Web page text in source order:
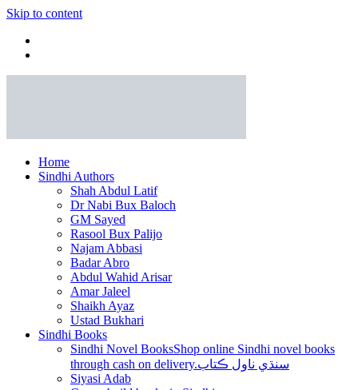
Skip to content
Home
Sindhi Authors
Shah Abdul Latif
Dr Nabi Bux Baloch
GM Sayed
Rasool Bux Palijo
Najam Abbasi
Badar Abro
Abdul Wahid Arisar
Amar Jaleel
Shaikh Ayaz
Ustad Bukhari
Sindhi Books
Sindhi Novel BooksShop online Sindhi novel books
through cash on delivery.سنڌي ناول ڪتاب
Siyasi Adab